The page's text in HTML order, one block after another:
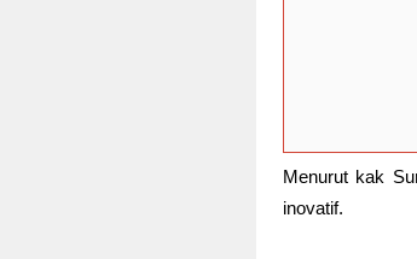
Menurut kak
inovatif.